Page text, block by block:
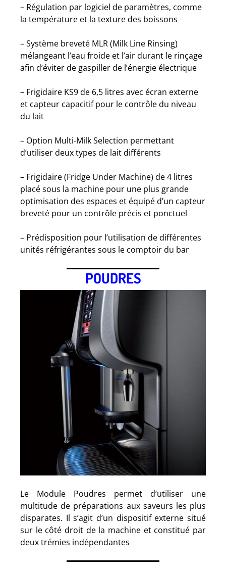
– Régulation par logiciel de paramètres, comme
la température et la texture des boissons
– Système breveté MLR (Milk Line Rinsing)
mélangeant l’eau froide et l’air durant le rinçage
afin d’éviter de gaspiller de l’énergie électrique
– Frigidaire KS9 de 6,5 litres avec écran externe
et capteur capacitif pour le contrôle du niveau
du lait
– Option Multi-Milk Selection permettant
d’utiliser deux types de lait différents
– Frigidaire (Fridge Under Machine) de 4 litres
placé sous la machine pour une plus grande
optimisation des espaces et équipé d’un capteur
breveté pour un contrôle précis et ponctuel
– Prédisposition pour l’utilisation de différentes
unités réfrigérantes sous le comptoir du bar
POUDRES
Le Module Poudres permet d’utiliser une
multitude de préparations aux saveurs les plus
disparates. Il s’agit d’un dispositif externe situé
sur le côté droit de la machine et constitué par
deux trémies indépendantes